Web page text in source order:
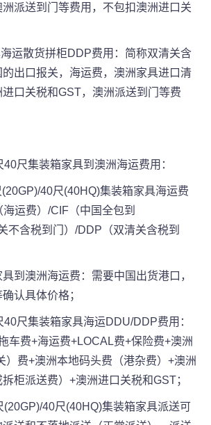
派送到门等费用，不包扣澳洲进口关
运散货拼柜DDP费用：简称双清关含
出口报关，海运费，澳洲家具进口清
口关税和GST，澳洲派送到门等费
尺集装箱家具到澳洲海运费用：
40尺(40HQ)集装箱家具海运费
运费）/CIF（中国全包到
不含税到门）/DDP（双清关含税到
到澳洲海运费：需要中国出货港口，
认具体价格；
尺集装箱家具海运DDU/DDP费用：
车费+海运费+LOCAL费+保险费+澳洲
）费+澳洲本地码头费（港杂费）+澳洲
柜派送费）+澳洲进口关税和GST；
40尺(40HQ)集装箱家具派送可